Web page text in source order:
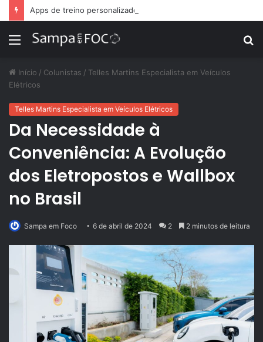
Menu
Início / Colunistas / Telles Martins Especialista em Veículos
Elétricos
Telles Martins Especialista em Veículos Elétricos
Da Necessidade à
Conveniência: A Evolução
dos Eletropostos e Wallbox
no Brasil
Sampa em Foco 6 de abril de 2024 2 2 minutos de leitura